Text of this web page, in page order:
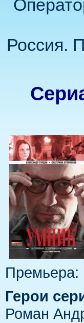
Россия.
Премьера:
Герои
Роман